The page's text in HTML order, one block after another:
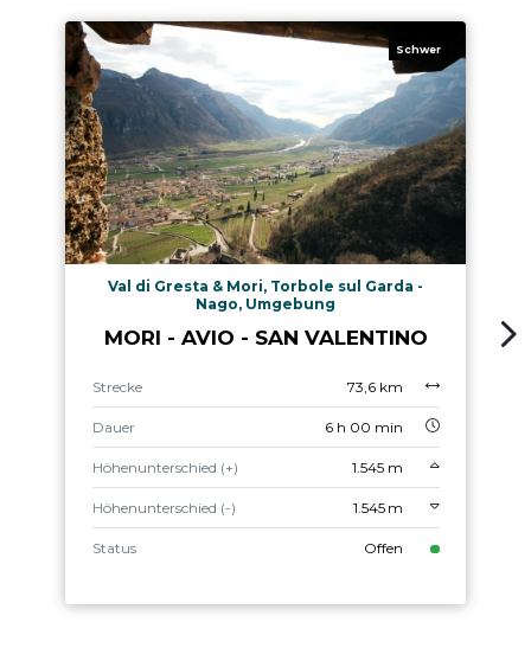
Schwer
Val di Gresta & Mori, Torbole sul Garda -
Nago, Umgebung
MORI - AVIO - SAN VALENTINO
Strecke 73,6 km
Dauer 6 h 00 min
Höhenunterschied (+) 1.545 m
Höhenunterschied (-) 1.545 m
Status Offen